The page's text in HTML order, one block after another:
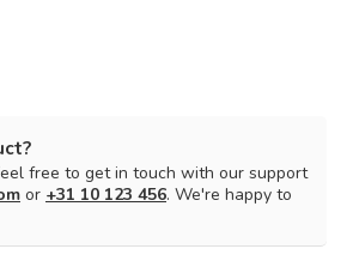
free to get in touch with our support
or +31 10 123 456. We're happy to